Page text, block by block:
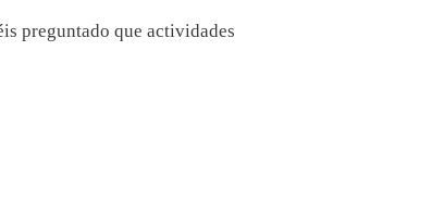
preguntado que actividades